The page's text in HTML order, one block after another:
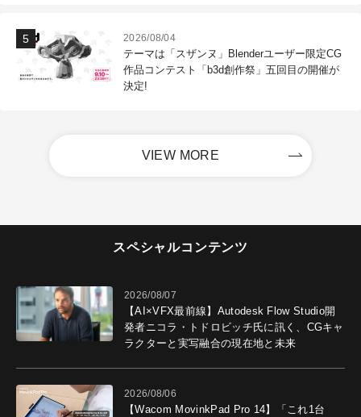
2026/08/04
テーマは「スザンヌ」Blenderユーザー限定CG
作品コンテスト「b3d創作祭」五回目の開催が
決定!
VIEW MORE
スペシャルコンテンツ
2026/08/07
【AI×VFX最前線】Autodesk Flow Studio開
発者ニコラ・トドロビッチ氏に訊く、CGキャ
ラクターと実写融合の現在地と未来
2026/08/06
【Wacom MovinkPad Pro 14】「これ1台